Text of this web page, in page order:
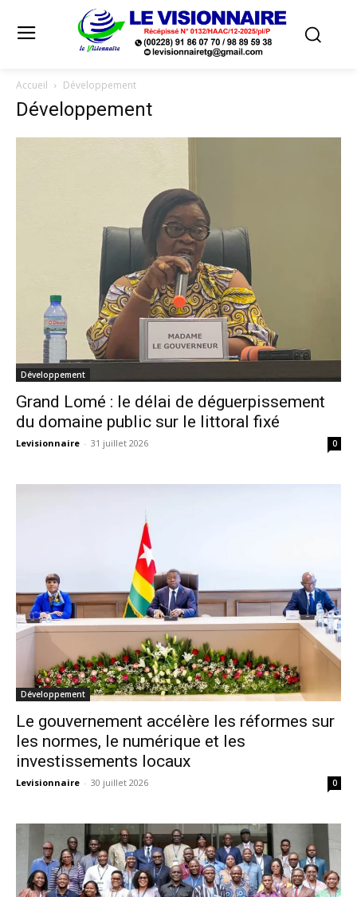
Accueil Développement
Développement
Développement
Grand Lomé : le délai de déguerpissement
du domaine public sur le littoral fixé
Levisionnaire - 31 juillet 2026 0
Développement
Le gouvernement accélère les réformes sur
les normes, le numérique et les
investissements locaux
Levisionnaire - 30 juillet 2026 0